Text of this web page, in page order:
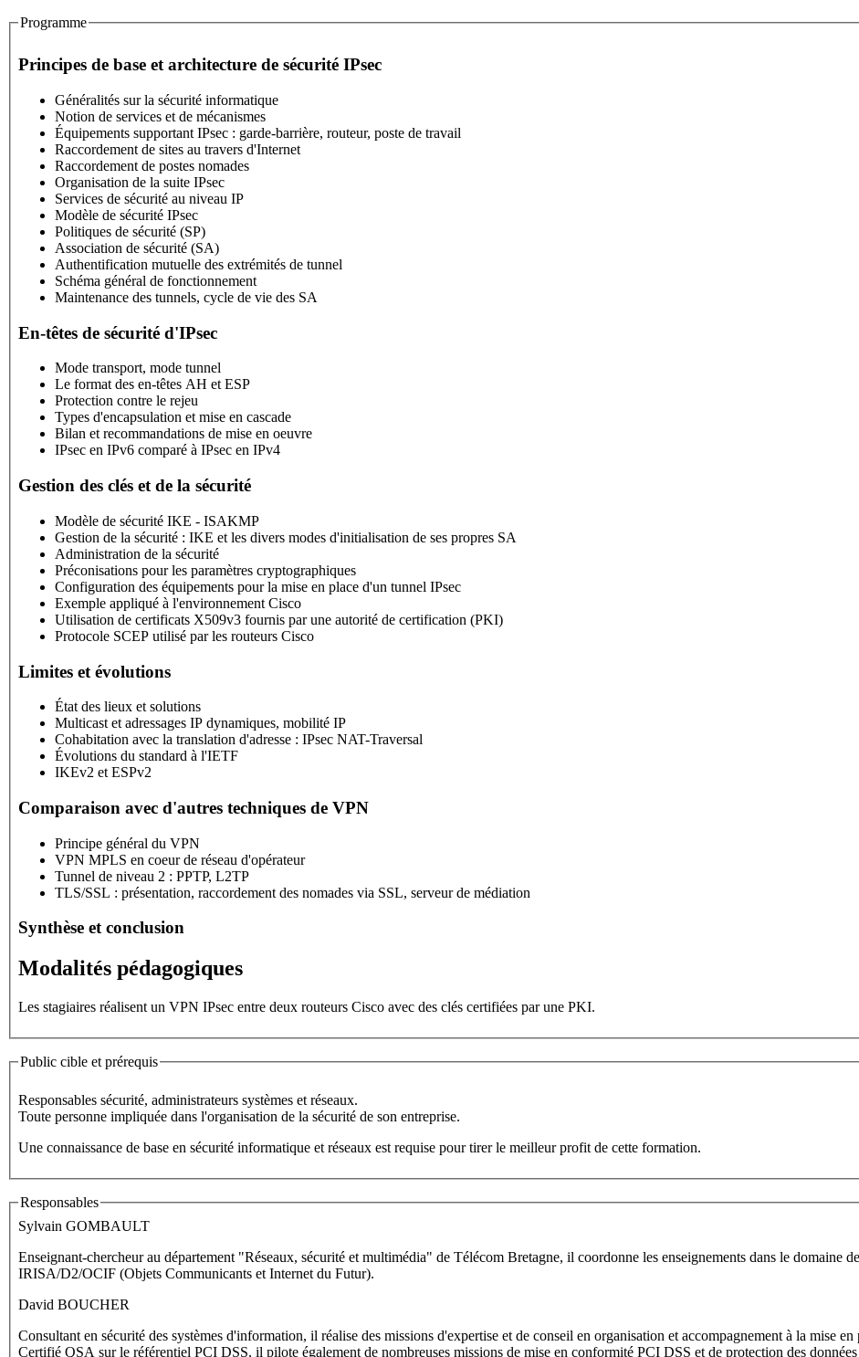
Programme
Principes de base et architecture de sécurité IPsec
Généralités sur la sécurité informatique
Notion de services et de mécanismes
Équipements supportant IPsec : garde-barrière, routeur, poste de travail
Raccordement de sites au travers d'Internet
Raccordement de postes nomades
Organisation de la suite IPsec
Services de sécurité au niveau IP
Modèle de sécurité IPsec
Politiques de sécurité (SP)
Association de sécurité (SA)
Authentification mutuelle des extrémités de tunnel
Schéma général de fonctionnement
Maintenance des tunnels, cycle de vie des SA
En-têtes de sécurité d'IPsec
Mode transport, mode tunnel
Le format des en-têtes AH et ESP
Protection contre le rejeu
Types d'encapsulation et mise en cascade
Bilan et recommandations de mise en oeuvre
IPsec en IPv6 comparé à IPsec en IPv4
Gestion des clés et de la sécurité
Modèle de sécurité IKE - ISAKMP
Gestion de la sécurité : IKE et les divers modes d'initialisation de ses propres SA
Administration de la sécurité
Préconisations pour les paramètres cryptographiques
Configuration des équipements pour la mise en place d'un tunnel IPsec
Exemple appliqué à l'environnement Cisco
Utilisation de certificats X509v3 fournis par une autorité de certification (PKI)
Protocole SCEP utilisé par les routeurs Cisco
Limites et évolutions
État des lieux et solutions
Multicast et adressages IP dynamiques, mobilité IP
Cohabitation avec la translation d'adresse : IPsec NAT-Traversal
Évolutions du standard à l'IETF
IKEv2 et ESPv2
Comparaison avec d'autres techniques de VPN
Principe général du VPN
VPN MPLS en coeur de réseau d'opérateur
Tunnel de niveau 2 : PPTP, L2TP
TLS/SSL : présentation, raccordement des nomades via SSL, serveur de médiation
Synthèse et conclusion
Modalités pédagogiques
Les stagiaires réalisent un VPN IPsec entre deux routeurs Cisco avec des clés certifiées par une PKI.
Public cible et prérequis
Responsables sécurité, administrateurs systèmes et réseaux.
Toute personne impliquée dans l'organisation de la sécurité de son entreprise.
Une connaissance de base en sécurité informatique et réseaux est requise pour tirer le meilleur profit de cette formation.
Responsables
Sylvain GOMBAULT
Enseignant-chercheur au département "Réseaux, sécurité et multimédia" de Télécom Bretagne, il coordonne les enseignements dans le domaine
IRISA/D2/OCIF (Objets Communicants et Internet du Futur).
David BOUCHER
Consultant en sécurité des systèmes d'information, il réalise des missions d'expertise et de conseil en organisation et accompagnement à la mise
Certifié QSA sur le référentiel PCI DSS, il pilote également de nombreuses missions de mise en conformité PCI DSS et de protection des données